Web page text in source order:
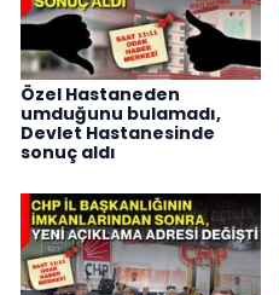
Özel Hastaneden
umduğunu bulamadı,
Devlet Hastanesinde
sonuç aldı